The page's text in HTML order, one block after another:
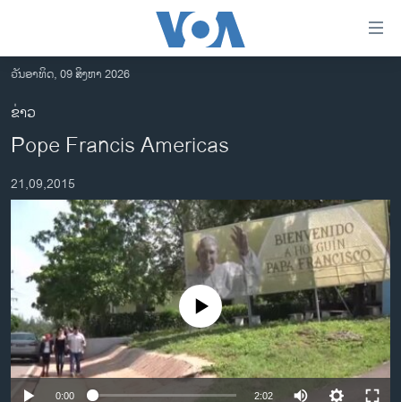
ເຂົ້າ
ຫາ
ຂ້າມ
ຂ້າມ
ໄປ
ອາເມຣິກາ
ການເລືອກຕັ້ງ ປະທານາທີບໍດີ ສະຫະລັດ 2024
ຂ່າວ​ຈີນ
ໂລກ
ເອເຊຍ
ອິດສະຫຼະພາບດ້ານການຂ່າວ
ຊີວິດຊາວລາວ
ຊຸມຊົນຊາວລາວ
ວັນອາທິດ, 09 ສິງຫາ 2026
ຂ່າວ
Pope Francis Americas
21,09,2015
No media source currently available
0:00 2:02